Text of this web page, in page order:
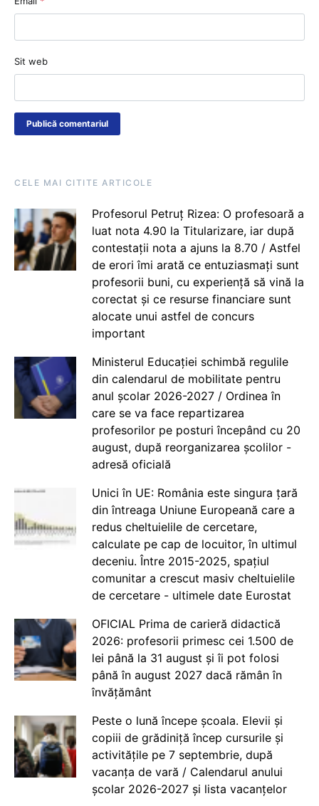
Sit web
CELE MAI CITITE ARTICOLE
Profesorul Petruț Rizea: O profesoară a
luat nota 4.90 la Titularizare, iar după
contestații nota a ajuns la 8.70 / Astfel
de erori îmi arată ce entuziasmați sunt
profesorii buni, cu experiență să vină la
corectat și ce resurse financiare sunt
alocate unui astfel de concurs
important
Ministerul Educației schimbă regulile
din calendarul de mobilitate pentru
anul școlar 2026-2027 / Ordinea în
care se va face repartizarea
profesorilor pe posturi începând cu 20
august, după reorganizarea școlilor -
adresă oficială
Unici în UE: România este singura țară
din întreaga Uniune Europeană care a
redus cheltuielile de cercetare,
calculate pe cap de locuitor, în ultimul
deceniu. Între 2015-2025, spațiul
comunitar a crescut masiv cheltuielile
de cercetare - ultimele date Eurostat
OFICIAL Prima de carieră didactică
2026: profesorii primesc cei 1.500 de
lei până la 31 august și îi pot folosi
până în august 2027 dacă rămân în
învățământ
Peste o lună începe școala. Elevii și
copiii de grădiniță încep cursurile și
activitățile pe 7 septembrie, după
vacanța de vară / Calendarul anului
școlar 2026-2027 și lista vacanțelor